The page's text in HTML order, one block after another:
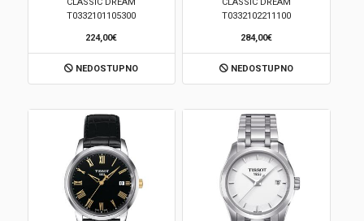
T0332101105300
224,00€
NEDOSTUPNO
T0332102211100
284,00€
NEDOSTUPNO